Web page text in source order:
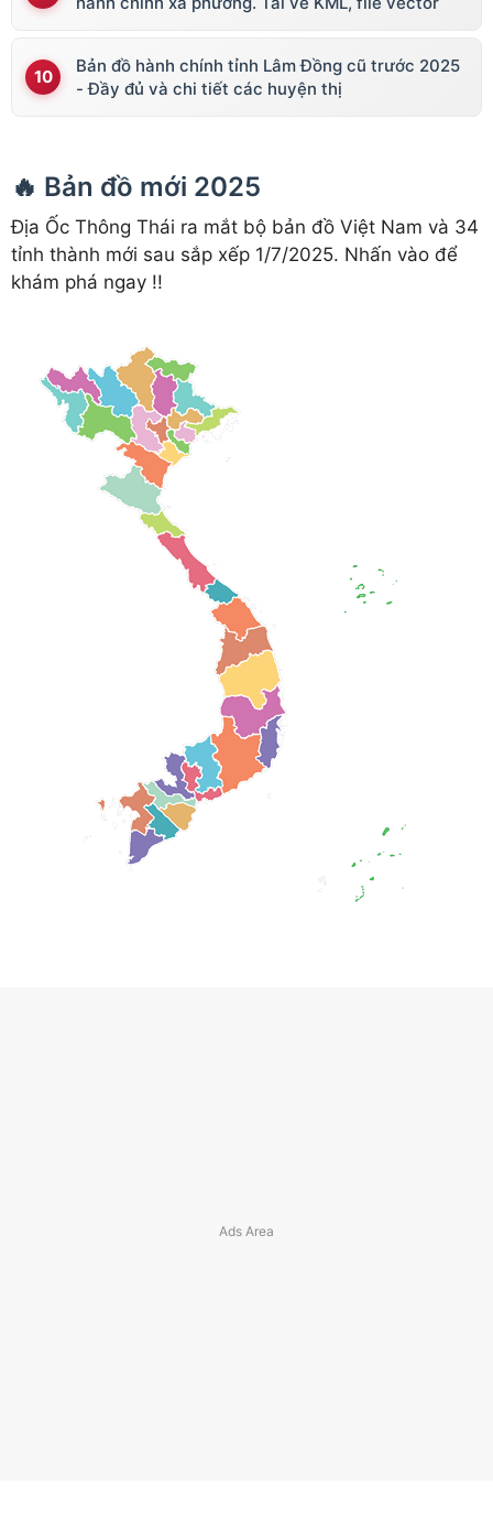
Bản đồ hành chính tỉnh Lâm Đồng cũ trước 2025
- Đầy đủ và chi tiết các huyện thị
🔥 Bản đồ mới 2025
Địa Ốc Thông Thái ra mắt bộ bản đồ Việt Nam và 34
tỉnh thành mới sau sắp xếp 1/7/2025. Nhấn vào để
khám phá ngay !!